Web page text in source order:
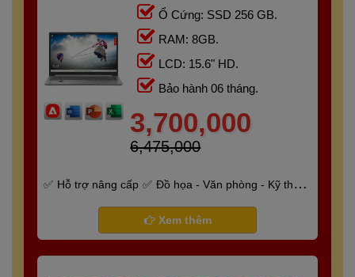
Ổ Cứng: SSD 256 GB.
RAM: 8GB.
LCD: 15.6" HD.
Bảo hành 06 tháng.
3,700,000
6,475,000
Hỗ trợ nâng cấp
Đồ họa - Văn phòng - Kỹ thuật
Bảo hành 6 tháng
Xem thêm